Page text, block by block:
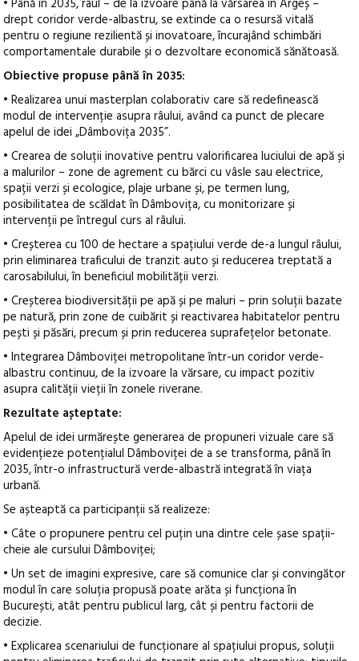
drept coridor verde-albastru, se extinde ca o resursă vitală
pentru o regiune rezilientă și inovatoare, încurajând schimbări
comportamentale durabile și o dezvoltare economică sănătoasă.
Obiective propuse până în 2035:
• Realizarea unui masterplan colaborativ care să redefinească
modul de intervenție asupra râului, având ca punct de plecare
apelul de idei „Dâmbovița 2035”.
• Crearea de soluții inovative pentru valorificarea luciului de apă și
a malurilor – zone de agrement cu bărci cu vâsle sau electrice,
spații verzi și ecologice, plaje urbane și, pe termen lung,
posibilitatea de scăldat în Dâmbovița, cu monitorizare și
intervenții pe întregul curs al râului.
• Creșterea cu 100 de hectare a spațiului verde de-a lungul râului,
prin eliminarea traficului de tranzit auto și reducerea treptată a
carosabilului, în beneficiul mobilității verzi.
• Creșterea biodiversității pe apă și pe maluri – prin soluții bazate
pe natură, prin zone de cuibărit și reactivarea habitatelor pentru
pești și păsări, precum și prin reducerea suprafețelor betonate.
• Integrarea Dâmboviței metropolitane într-un coridor verde-
albastru continuu, de la izvoare la vărsare, cu impact pozitiv
asupra calității vieții în zonele riverane.
Rezultate așteptate:
Apelul de idei urmărește generarea de propuneri vizuale care să
evidențieze potențialul Dâmboviței de a se transforma, până în
2035, într-o infrastructură verde-albastră integrată în viața
urbană.
Se așteaptă ca participanții să realizeze:
• Câte o propunere pentru cel puțin una dintre cele șase spații-
cheie ale cursului Dâmboviței;
• Un set de imagini expresive, care să comunice clar și convingător
modul în care soluția propusă poate arăta și funcționa în
București, atât pentru publicul larg, cât și pentru factorii de
decizie.
• Explicarea scenariului de funcționare al spațiului propus, soluții